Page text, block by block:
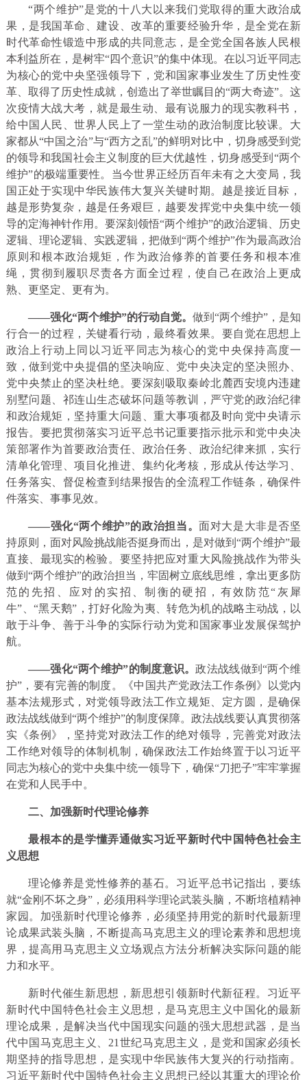
“两个维护”是党的十八大以来我们党取得的重大政治成
果，是我国革命、建设、改革的重要经验升华，是全党在新
时代革命性锻造中形成的共同意志，是全党全国各族人民根
本利益所在，是树牢“四个意识”的集中体现。在以习近平同志
为核心的党中央坚强领导下，党和国家事业发生了历史性变
革、取得了历史性成就，创造出了举世瞩目的“两大奇迹”。这
次疫情大战大考，就是最生动、最有说服力的现实教科书，
给中国人民、世界人民上了一堂生动的政治制度比较课。大
家都从“中国之治”与“西方之乱”的鲜明对比中，切身感受到党
的领导和我国社会主义制度的巨大优越性，切身感受到“两个
维护”的极端重要性。当今世界正经历百年未有之大变局，我
国正处于实现中华民族伟大复兴关键时期。越是接近目标，
越是形势复杂，越是任务艰巨，越要发挥党中央集中统一领
导的定海神针作用。要深刻领悟“两个维护”的政治逻辑、历史
逻辑、理论逻辑、实践逻辑，把做到“两个维护”作为最高政治
原则和根本政治规矩，作为政治修养的首要任务和根本准
绳，贯彻到履职尽责各方面全过程，使自己在政治上更成
熟、更坚定、更有为。
——强化“两个维护”的行动自觉。做到“两个维护”，是知
行合一的过程，关键看行动，最终看效果。要自觉在思想上
政治上行动上同以习近平同志为核心的党中央保持高度一
致，做到党中央提倡的坚决响应、党中央决定的坚决照办、
党中央禁止的坚决杜绝。要深刻吸取秦岭北麓西安境内违建
别墅问题、祁连山生态破坏问题等教训，严守党的政治纪律
和政治规矩，坚持重大问题、重大事项都及时向党中央请示
报告。要把贯彻落实习近平总书记重要指示批示和党中央决
策部署作为首要政治责任、政治任务、政治纪律来抓，实行
清单化管理、项目化推进、集约化考核，形成从传达学习、
任务落实、督促检查到结果报告的全流程工作链条，确保件
件落实、事事见效。
——强化“两个维护”的政治担当。面对大是大非是否坚
持原则，面对风险挑战能否挺身而出，是对做到“两个维护”最
直接、最现实的检验。要坚持把应对重大风险挑战作为带头
做到“两个维护”的政治担当，牢固树立底线思维，拿出更多防
范的先招、应对的实招、制衡的硬招，有效防范“灰犀
牛”、“黑天鹅”，打好化险为夷、转危为机的战略主动战，以
敢于斗争、善于斗争的实际行动为党和国家事业发展保驾护
航。
——强化“两个维护”的制度意识。政法战线做到“两个维
护”，要有完善的制度。《中国共产党政法工作条例》以党内
基本法规形式，对党领导政法工作立规矩、定方圆，是确保
政法战线做到“两个维护”的制度保障。政法战线要认真贯彻落
实《条例》，坚持党对政法工作的绝对领导，完善党对政法
工作绝对领导的体制机制，确保政法工作始终置于以习近平
同志为核心的党中央集中统一领导下，确保“刀把子”牢牢掌握
在党和人民手中。
二、加强新时代理论修养
最根本的是学懂弄通做实习近平新时代中国特色社会主
义思想
理论修养是党性修养的基石。习近平总书记指出，要练
就“金刚不坏之身”，必须用科学理论武装头脑，不断培植精神
家园。加强新时代理论修养，必须坚持用党的新时代最新理
论成果武装头脑，不断提高马克思主义的理论素养和思想境
界，提高用马克思主义立场观点方法分析解决实际问题的能
力和水平。
新时代催生新思想，新思想引领新时代新征程。习近平
新时代中国特色社会主义思想，是马克思主义中国化的最新
理论成果，是解决当代中国现实问题的强大思想武器，是当
代中国马克思主义、21世纪马克思主义，是党和国家必须长
期坚持的指导思想，是实现中华民族伟大复兴的行动指南。
习近平新时代中国特色社会主义思想已经以其重大的理论价